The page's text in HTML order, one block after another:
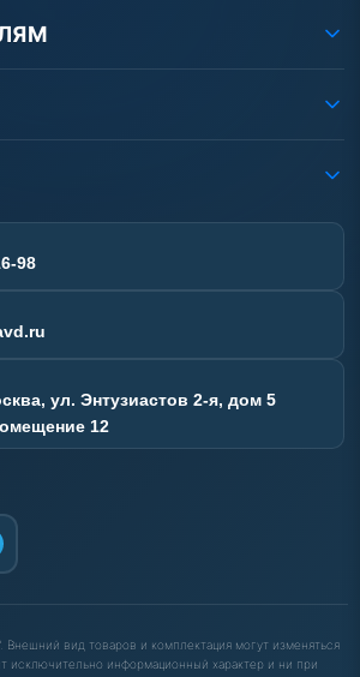
«Шоп АВД»
98
ул. Энтузиастов 2-я, дом 5
12
вид товаров и комплектация могут изменяться
исключительно информационный характер и ни при